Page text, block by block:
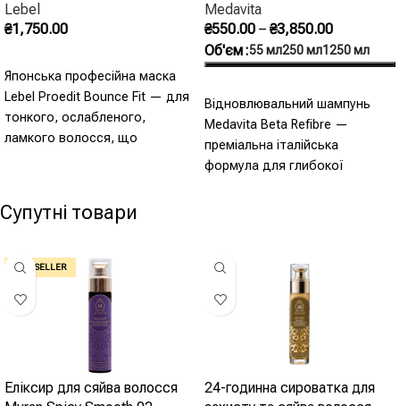
Lebel
₴1,750.00
Японська професійна маска
Lebel Proedit Bounce Fit — для
тонкого, ослабленого,
ламкого волосся, що
- Підвищує густоту -
15
мл
Medavita
₴550.00 – ₴3,850.00
Об'єм 55 мл250 мл1250 мл
Відновлювальний шампунь
Medavita Beta Refibre —
преміальна італійська
формула для глибокої
Реконструкція стрижня
- Делікатне очищення -
Для пошкодженого
волосся - Для салонної
якості вдома - Партнер
до маски і
Супутні товари
BEST SELLER
Еліксир для сяйва волосся
24-годинна сироватка для